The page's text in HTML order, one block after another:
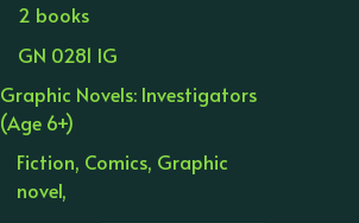
2 books
GN 0281 IG
Graphic Novels: Investigators
(Age 6+)
Fiction, Comics, Graphic
novel,